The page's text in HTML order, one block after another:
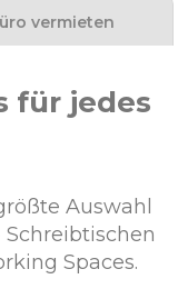
vermieten
für jedes
Auswahl
Spaces.